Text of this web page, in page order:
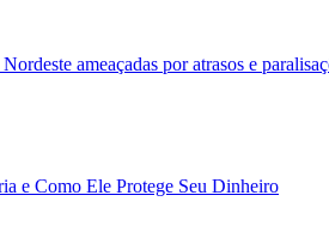
ameaçadas por atrasos e
e Como Ele Protege Seu Dinheiro